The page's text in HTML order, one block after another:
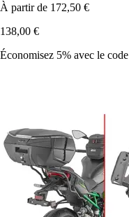
À partir de 172,50 €
138,00 €
Économisez 5% avec le code